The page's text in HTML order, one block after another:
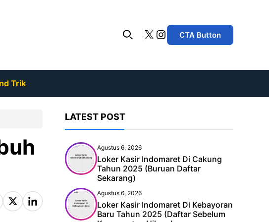
X Instagram
CTA Button
Trik
X
Li
n
LATEST POST
Agustus 6, 2026
Loker Kasir Indomaret Di Cakung
Tahun 2025 (Buruan Daftar
Sekarang)
Agustus 6, 2026
Loker Kasir Indomaret Di Kebayoran
Baru Tahun 2025 (Daftar Sebelum